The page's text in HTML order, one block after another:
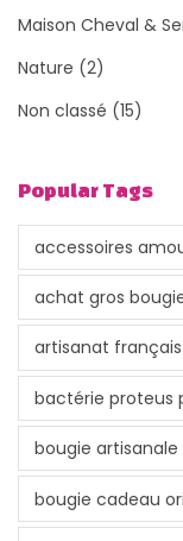
Maison Cheval &
Nature (2)
Non classé (15)
Popular Tags
accessoires
achat gros
artisanat
bactérie proteus
bougie artisanale
bougie cadeau